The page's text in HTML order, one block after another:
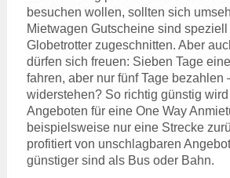
besuchen wollen, sollten sich
Mietwagen Gutscheine sind
Globetrotter zugeschnitten. Aber
dürfen sich freuen: Sieben Tage
fahren, aber nur fünf Tage bezahlen
widerstehen? So richtig günstig
Angeboten für eine One Way
beispielsweise nur eine Strecke
profitiert von unschlagbaren
günstiger sind als Bus oder Bahn.